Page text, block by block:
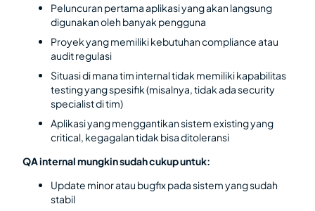
Peluncuran pertama aplikasi yang akan langsung
digunakan oleh banyak pengguna
Proyek yang memiliki kebutuhan compliance atau
audit regulasi
Situasi di mana tim internal tidak memiliki kapabilitas
testing yang spesifik (misalnya, tidak ada security
specialist di tim)
Aplikasi yang menggantikan sistem existing yang
critical, kegagalan tidak bisa ditoleransi
QA internal mungkin sudah cukup untuk:
Update minor atau bugfix pada sistem yang sudah
stabil